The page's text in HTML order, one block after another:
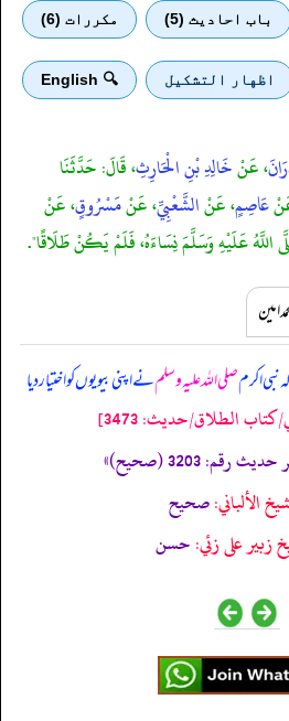
باب احادیث (5) مكررات (6)
اظهار التشكيل 🔍 English
، عَنْخَالِدِ بْنِ الْحَارِثِ، قَالَ: حَدَّثَنَا
عَاصِمٍ، عَنْالشَّعْبِيِّ، عَنْمَسْرُوقٍ، عَنْ
اللَّهُ عَلَيْهِ وَسَلَّمَ نِسَاءَهُ، فَلَمْ يَكُنْ طَلَاقًا".
امین
نبی اکرمصلی اللہ علیہ وسلمنے اپنی بیویوں کو اختیار دیا
الطلاق/حدیث: 3473]
رقم: 3203 (صحیح)»
الألباني:صحيح
زبير على زئي:حسن